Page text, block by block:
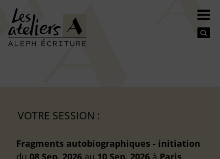
VOTRE SESSION :
Fragments autobiographiques - initiation
du 08 Sep. 2026 au 10 Sep. 2026 à Paris